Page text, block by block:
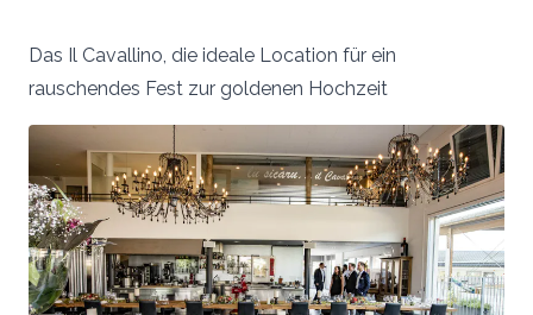
Das Il Cavallino, die ideale Location für ein
rauschendes Fest zur goldenen Hochzeit